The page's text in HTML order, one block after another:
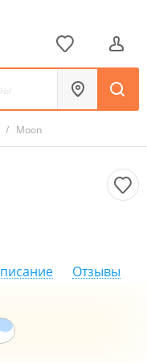
/ Moon
Отзывы